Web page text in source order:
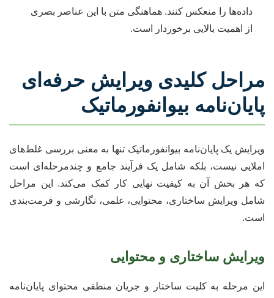
داده‌ها را منعکس کنند. هماهنگی متن با این عناصر بصری
از اهمیت بالایی برخوردار است.
مراحل کلیدی ویرایش حرفه‌ای
پایان‌نامه بیوانفورماتیک
ویرایش یک پایان‌نامه بیوانفورماتیک تنها به معنی بررسی غلط‌های
املایی نیست، بلکه شامل یک فرآیند جامع و چندمرحله‌ای است
که هر بخش آن به کیفیت نهایی کار کمک می‌کند. این مراحل
شامل ویرایش ساختاری، محتوایی، علمی، نگارشی و فرمت‌بندی
است.
ویرایش ساختاری و محتوایی
این مرحله به کلیت ساختار و جریان منطقی محتوای پایان‌نامه